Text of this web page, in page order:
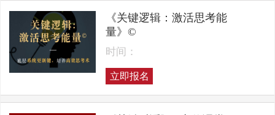
《关键逻辑：激活思考能
量》©
时间：
立即报名